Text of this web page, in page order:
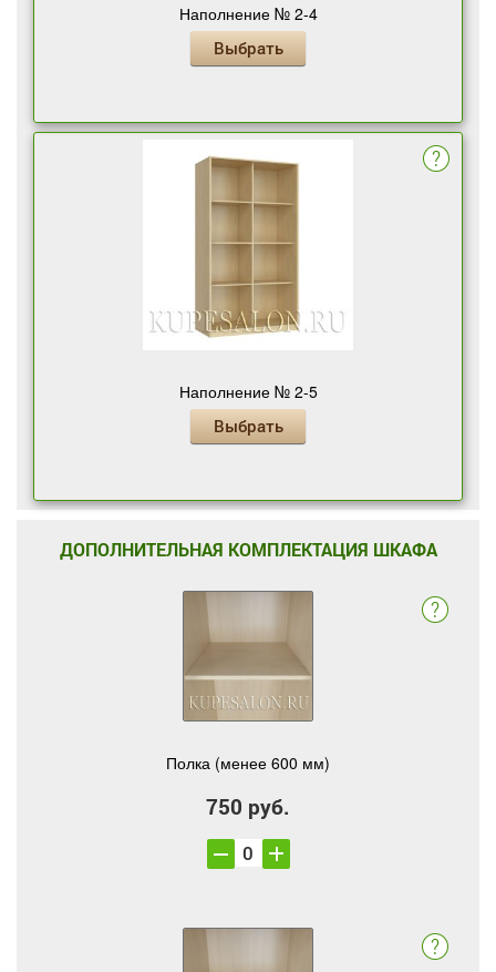
Наполнение № 2-4
Выбрать
Наполнение № 2-5
Выбрать
ДОПОЛНИТЕЛЬНАЯ КОМПЛЕКТАЦИЯ ШКАФА
Полка (менее 600 мм)
750 руб.